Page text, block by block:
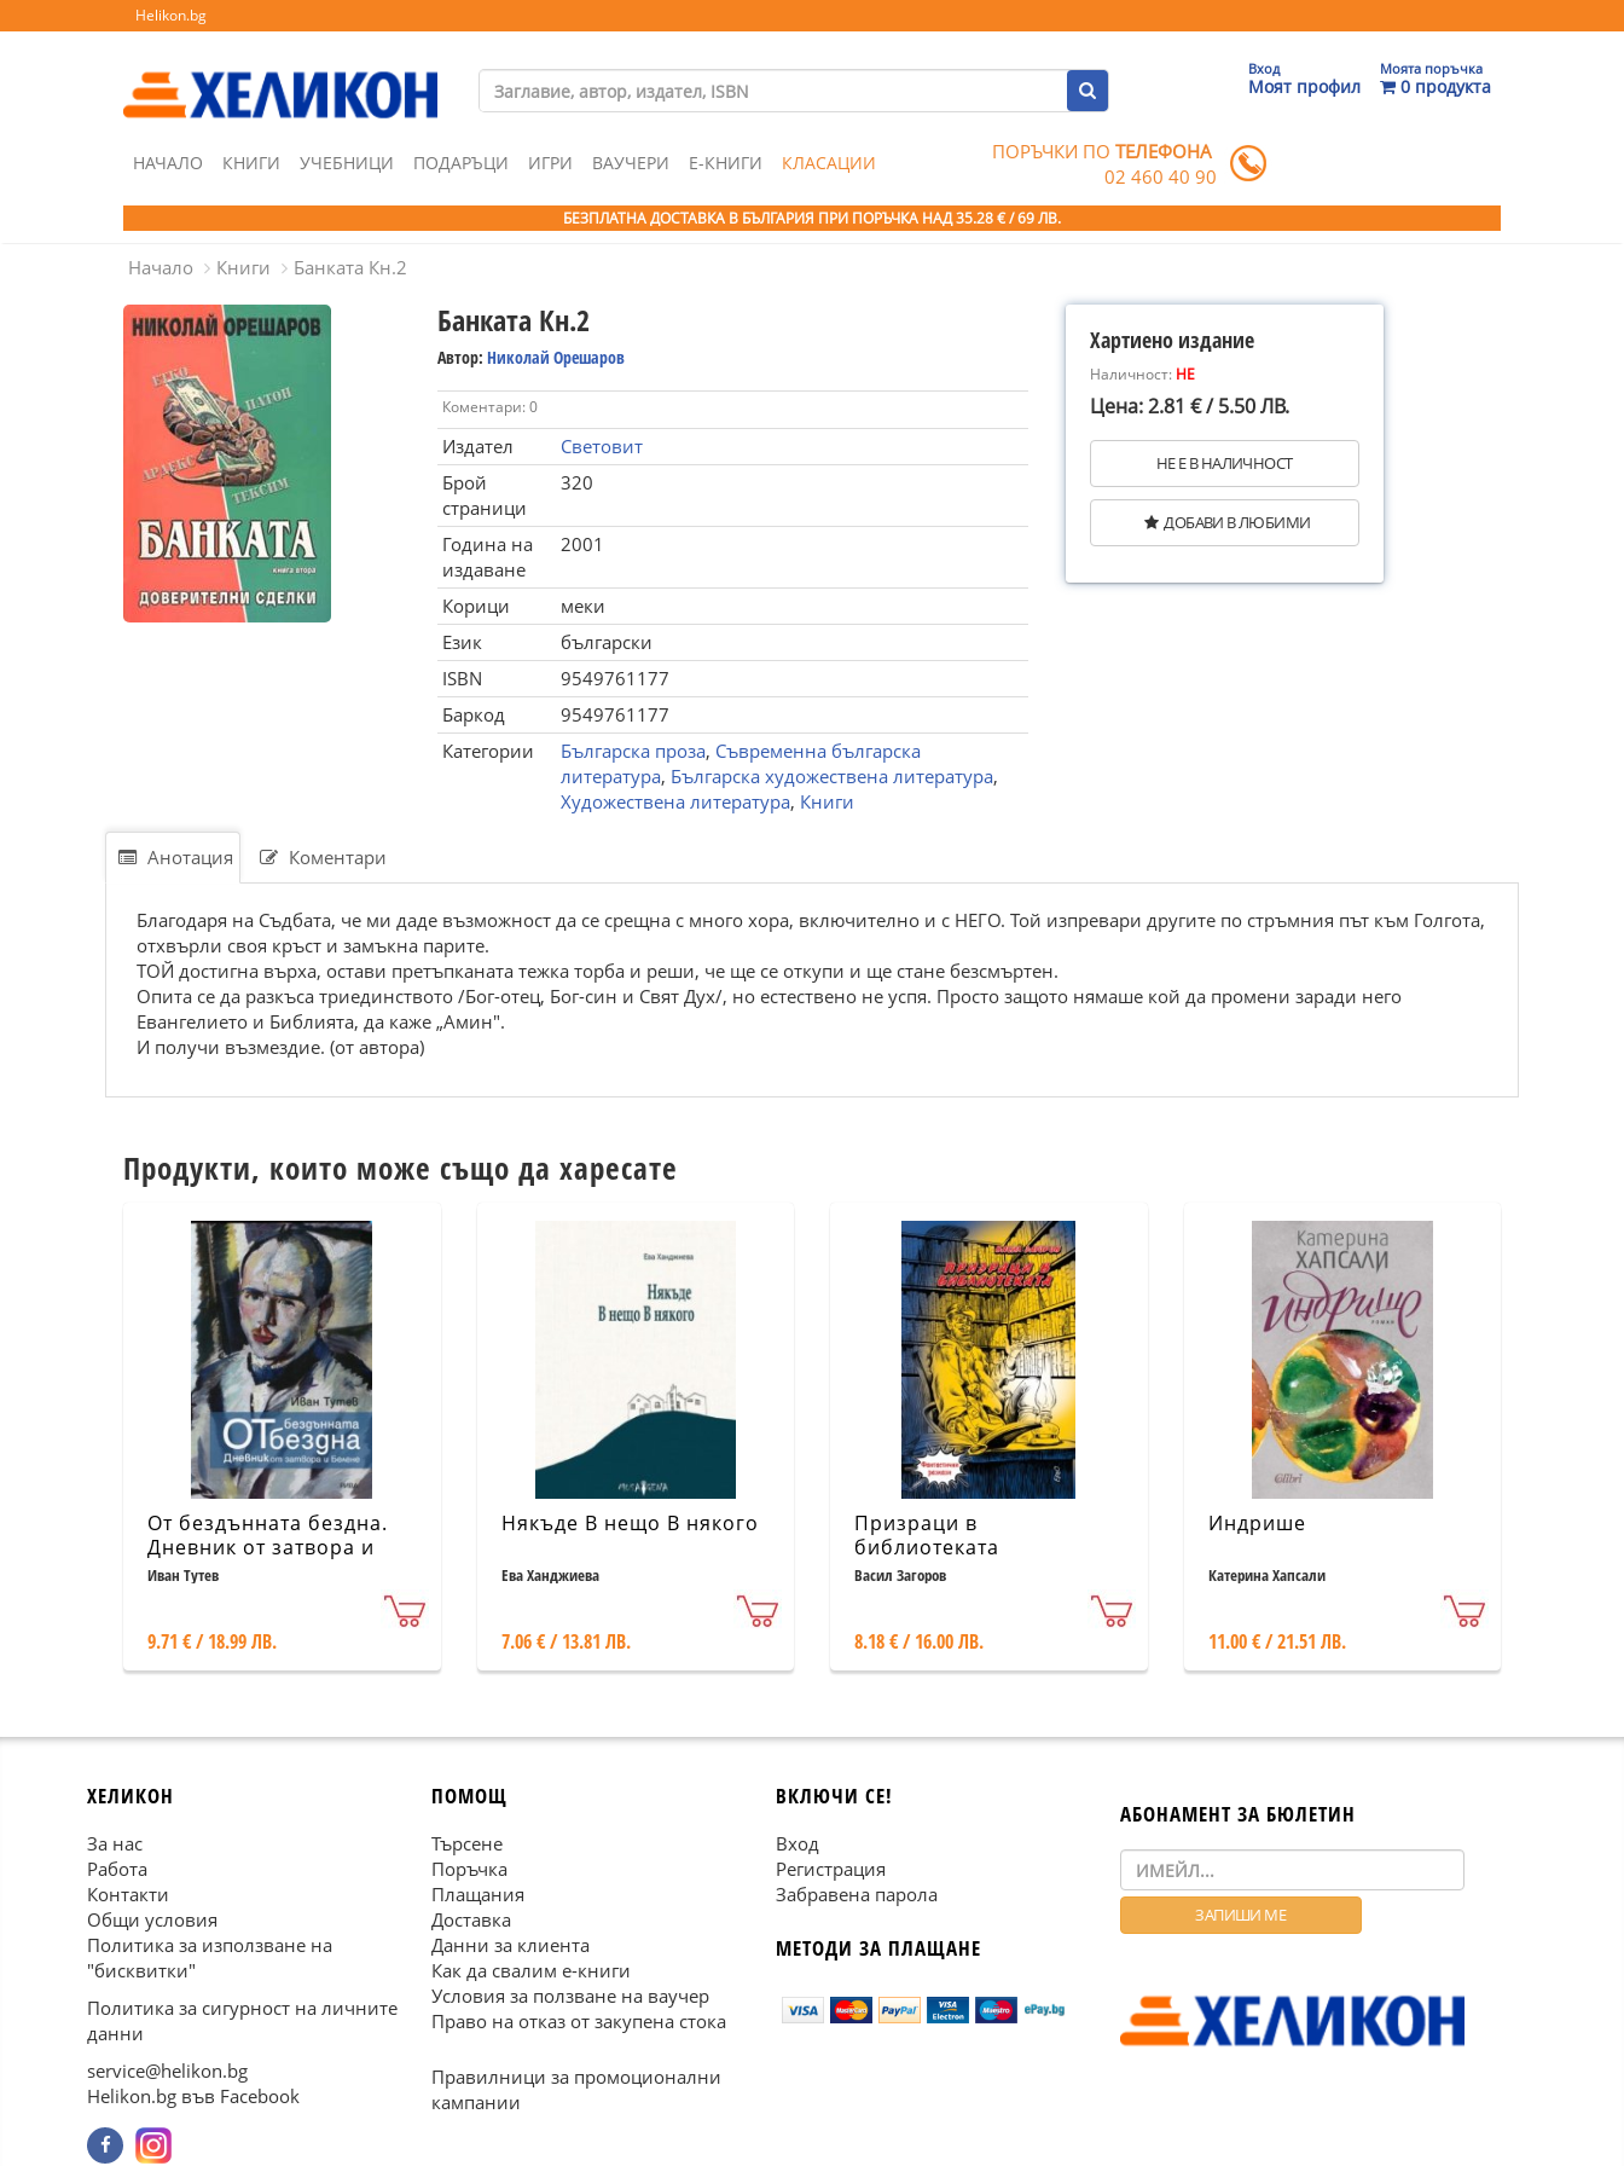
Helikon.bg
Вход
Моят профил
Моята поръчка
0 продукта
НАЧАЛО КНИГИ УЧЕБНИЦИ ПОДАРЪЦИ ИГРИ ВАУЧЕРИ Е-КНИГИ КЛАСАЦИИ ПОРЪЧКИ ПОТЕЛЕФОНА
02 460 40 90
БЕЗПЛАТНА ДОСТАВКА В БЪЛГАРИЯ ПРИ ПОРЪЧКА НАД 35.28 € / 69 ЛВ.
Начало Книги Банката Кн.2
Банката Кн.2
Автор: Николай Орешаров
Коментари: 0
Издател
Световит
Брой
страници
320
Година на
издаване
2001
Корици
меки
Език
български
ISBN
9549761177
Баркод
9549761177
Категории
Българска проза, Съвременна българска
литература, Българска художествена литература,
Художествена литература, Книги
Хартиено издание
Наличност: НЕ
Цена: 2.81 € / 5.50 ЛВ.
НЕ Е В НАЛИЧНОСТ
ДОБАВИ В ЛЮБИМИ
Анотация Коментари
Благодаря на Съдбата, че ми даде възможност да се срещна с много хора, включително и с НЕГО. Той изпревари другите по стръмния път към Голгота,
отхвърли своя кръст и замъкна парите.
ТОЙ достигна върха, остави претъпканата тежка торба и реши, че ще се откупи и ще стане безсмъртен.
Опита се да разкъса триединството /Бог-отец, Бог-син и Свят Дух/, но естествено не успя. Просто защото нямаше кой да промени заради него
Евангелието и Библията, да каже „Амин".
И получи възмездие. (от автора)
Продукти, които може също да харесате
От бездънната бездна.
Дневник от затвора и
Белене
Иван Тутев
9.71 € / 18.99 ЛВ.
Някъде В нещо В някого
Ева Ханджиева
7.06 € / 13.81 ЛВ.
Призраци в
библиотеката
Васил Загоров
8.18 € / 16.00 ЛВ.
Индрише
Катерина Хапсали
11.00 € / 21.51 ЛВ.
ХЕЛИКОН
За нас
Работа
Контакти
Общи условия
Политика за използване на
"бисквитки"
Политика за сигурност на личните
данни
service@helikon.bg
Helikon.bg във Facebook
ПОМОЩ
Търсене
Поръчка
Плащания
Доставка
Данни за клиента
Как да свалим е-книги
Условия за ползване на ваучер
Право на отказ от закупена стока
Правилници за промоционални
кампании
ВКЛЮЧИ СЕ!
Вход
Регистрация
Забравена парола
МЕТОДИ ЗА ПЛАЩАНЕ
АБОНАМЕНТ ЗА БЮЛЕТИН